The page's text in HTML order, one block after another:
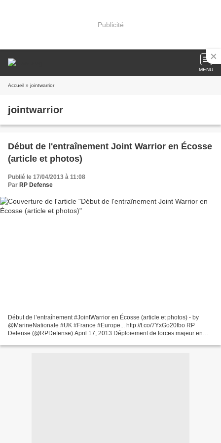
Publicité
MENU
Accueil » jointwarrior
jointwarrior
Début de l'entraînement Joint Warrior en Écosse
(article et photos)
Publié le 17/04/2013 à 11:08
Par RP Defense
Début de l’entraînement #JointWarrior en Écosse (article et photos) - by
@MarineNationale #UK #France #Europe... http://t.co/7YxGo20fbo RP
Defense (@RPDefense) April 17, 2013 Déploiement de forces majeur en